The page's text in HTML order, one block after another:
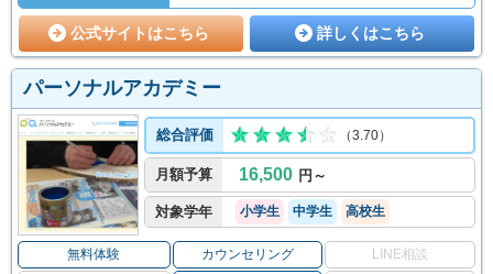
公式サイトはこちら 詳しくはこちら
パーソナルアカデミー
総合評価 （3.70）
月額予算 16,500 円～
対象学年 小学生 中学生 高校生
無料体験 カウンセリング
LINE相談